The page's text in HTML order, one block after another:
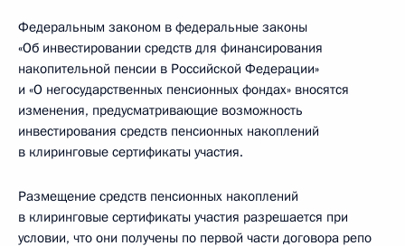
Федеральным законом в федеральные законы
«Об инвестировании средств для финансирования
накопительной пенсии в Российской Федерации»
и «О негосударственных пенсионных фондах» вносятся
изменения, предусматривающие возможность
инвестирования средств пенсионных накоплений
в клиринговые сертификаты участия.
Размещение средств пенсионных накоплений
в клиринговые сертификаты участия разрешается при
условии, что они получены по первой части договора репо